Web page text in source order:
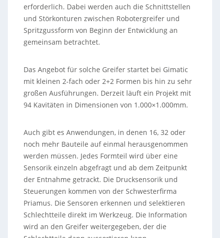
erforderlich. Dabei werden auch die Schnittstellen
und Störkonturen zwischen Robotergreifer und
Spritzgussform von Beginn der Entwicklung an
gemeinsam betrachtet.
Das Angebot für solche Greifer startet bei Gimatic
mit kleinen 2-fach oder 2+2 Formen bis hin zu sehr
großen Ausführungen. Derzeit läuft ein Projekt mit
94 Kavitäten in Dimensionen von 1.000×1.000mm.
Auch gibt es Anwendungen, in denen 16, 32 oder
noch mehr Bauteile auf einmal herausgenommen
werden müssen. Jedes Formteil wird über eine
Sensorik einzeln abgefragt und ab dem Zeitpunkt
der Entnahme getrackt. Die Drucksensorik und
Steuerungen kommen von der Schwesterfirma
Priamus. Die Sensoren erkennen und selektieren
Schlechtteile direkt im Werkzeug. Die Information
wird an den Greifer weitergegeben, der die